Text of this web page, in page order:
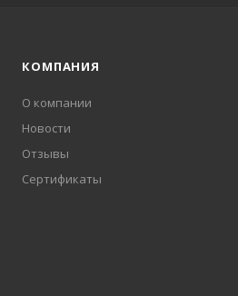
КОМПАНИЯ
О компании
Новости
Отзывы
Сертификаты